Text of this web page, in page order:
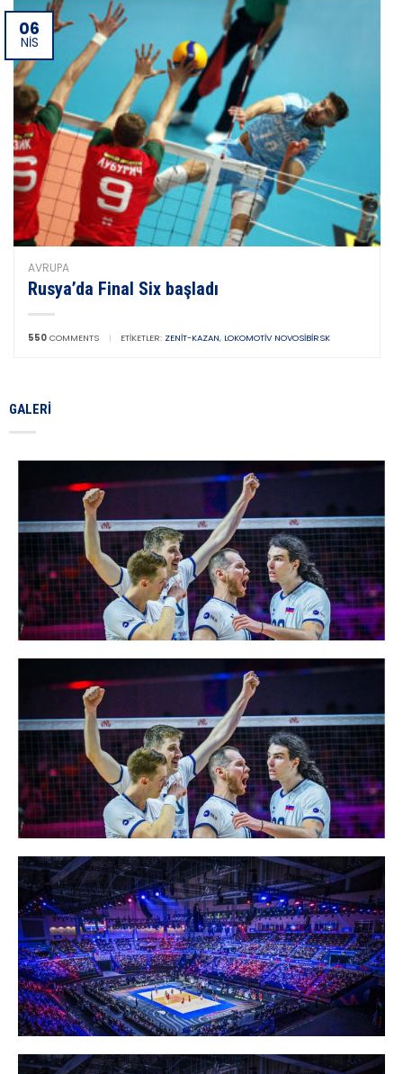
06
NIS
AVRUPA
Rusya’da Final Six başladı
550 COMMENTS | ETIKETLER: ZENIT-KAZAN, LOKOMOTIV NOVOSIBIRSK
GALERI